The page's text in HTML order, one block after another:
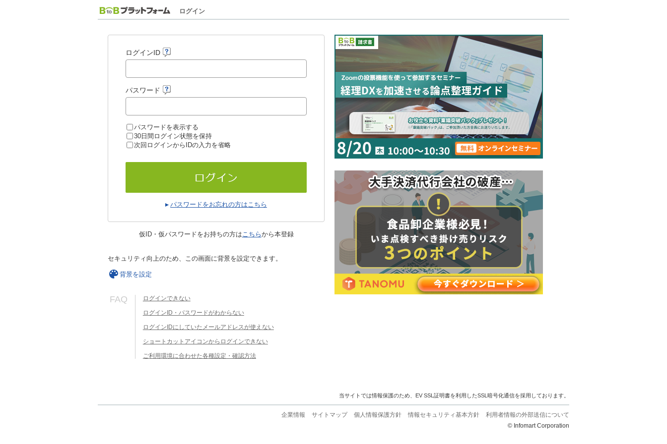
ログイン
ログインID
パスワード
パスワードを表示する
30日間ログイン状態を保持
次回ログインからIDの入力を省略
パスワードをお忘れの方はこちら
仮ID・仮パスワードをお持ちの方はこちらから本登録
セキュリティ向上のため、この画面に背景を設定できます。
背景を設定
FAQ ログインできない
ログインID・パスワードがわからない
ログインIDにしていたメールアドレスが使えない
ショートカットアイコンからログインできない
ご利用環境に合わせた各種設定・確認方法
当サイトでは情報保護のため、EV SSL証明書を利用したSSL暗号化通信を採用しております。
企業情報 サイトマップ 個人情報保護方針 情報セキュリティ基本方針
利用者情報の外部送信について
© Infomart Corporation